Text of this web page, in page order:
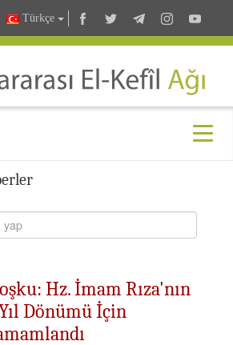
Türkçe
Hz. İmam Rıza'nın
Dönümü İçin